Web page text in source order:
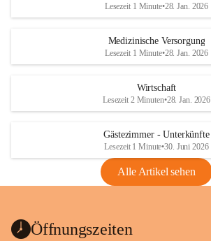
Lesezeit 1 Minute•28. Jan. 2026
Medizinische Versorgung
Lesezeit 1 Minute•28. Jan. 2026
Wirtschaft
Lesezeit 2 Minuten•28. Jan. 2026
Gästezimmer - Unterkünfte
Lesezeit 1 Minute•30. Juni 2026
Alle Artikel sehen
Öffnungszeiten